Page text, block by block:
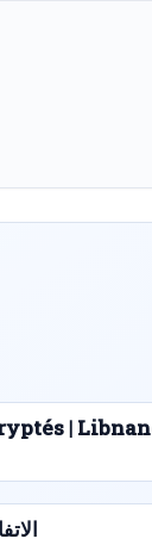
|